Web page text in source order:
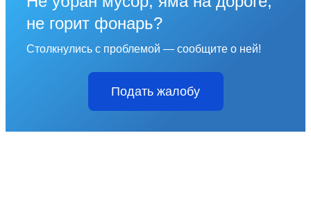
не горит фонарь?
Столкнулись с проблемой — сообщите о ней!
Подать жалобу